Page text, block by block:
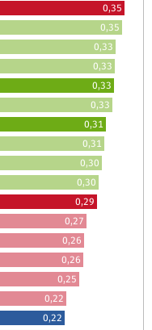
0,35
0,35
0,33
0,33
0,33
0,33
0,31
0,31
0,30
0,30
0,29
0,27
0,26
0,26
0,25
0,22
0,22